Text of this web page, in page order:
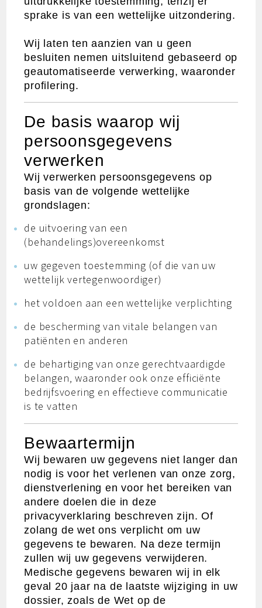
sprake is van een wettelijke uitzondering.
Wij laten ten aanzien van u geen
besluiten nemen uitsluitend gebaseerd op
geautomatiseerde verwerking, waaronder
profilering.
De basis waarop wij
persoonsgegevens
verwerken
Wij verwerken persoonsgegevens op
basis van de volgende wettelijke
grondslagen:
de uitvoering van een
(behandelings)overeenkomst
uw gegeven toestemming (of die van uw
wettelijk vertegenwoordiger)
het voldoen aan een wettelijke verplichting
de bescherming van vitale belangen van
patiënten en anderen
de behartiging van onze gerechtvaardigde
belangen, waaronder ook onze efficiënte
bedrijfsvoering en effectieve communicatie
is te vatten
Bewaartermijn
Wij bewaren uw gegevens niet langer dan
nodig is voor het verlenen van onze zorg,
dienstverlening en voor het bereiken van
andere doelen die in deze
privacyverklaring beschreven zijn. Of
zolang de wet ons verplicht om uw
gegevens te bewaren. Na deze termijn
zullen wij uw gegevens verwijderen.
Medische gegevens bewaren wij in elk
geval 20 jaar na de laatste wijziging in uw
dossier, zoals de Wet op de